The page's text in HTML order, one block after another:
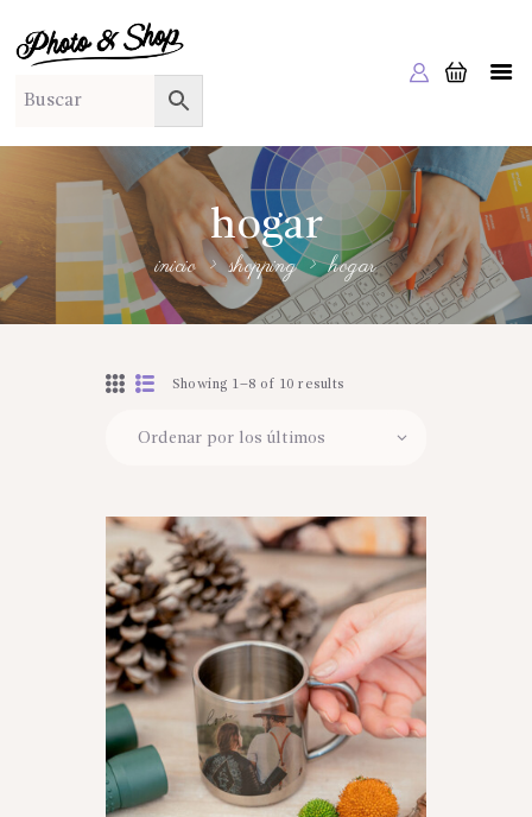
hogar
inicio shopping hogar
PHOTO & SHOP
Photo & Shop
INICIO
SOBRE NOSOTROS
SERVICIOS A EMPRESAS
NUESTRA EDITORIAL EM EDITA
TIENDA ONLINE
Showing 1–8 of 10 results